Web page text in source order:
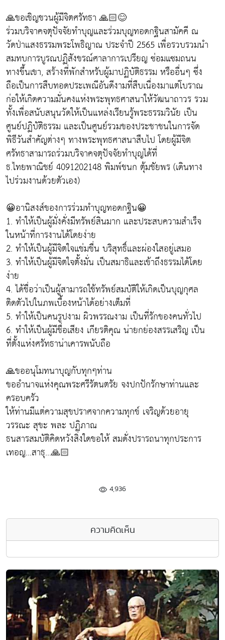
🙏ขอเชิญชวนผู้มีจิตศรัทธา 🙏🏻😊
ร่วมบริจาคจตุปัจจัยทำบุญและร่วมบุญทอดกฐินสามัคคี ณ
วัดป่าแสงธรรมพระโพธิญาณ ประจำปี 2565 เพื่อรวบรวมนำ
สมทบการบูรณปฏิสังขรณ์ศาลาการเปรียญ ซ่อมแซมถนน
ทางขึ้นเขา, สร้างที่พักสำหรับผู้มาปฏิบัติธรรม หรืออื่นๆ ซึ่ง
ถือเป็นการสืบทอดประเพณีอันดีงามที่สืบเนื่องมาแต่โบราณ
ก่อให้เกิดความมั่นคงแห่งพระพุทธศาสนาให้วัฒนาถาวร รวม
ทั้งเพื่อสนับสนุนวัดให้เป็นแหล่งเรียนรู้พระธรรมวินัย เป็น
ศูนย์ปฏิบัติธรรม และเป็นศูนย์รวมของประชาชนในการจัด
พิธีวันสำคัญต่างๆ ทางพระพุทธศาสนาสืบไป โดยผู้มีจิต
ศรัทธาสามารถร่วมบริจาคจตุปัจจัยทำบุญได้ที่
ธ.ไทยพาณิชย์ 4091202148 พิมพ์ชนก ตุ้มชัยพร (เดินทาง
ไปร่วมงานด้วยตัวเอง)
😀อานิสงส์ของการร่วมทำบุญทอดกฐิน😀
1. ทำให้เป็นผู้มั่งคั่งมีทรัพย์สินมาก และประสบความสำเร็จ
ในหน้าที่การงานได้โดยง่าย
2. ทำให้เป็นผู้มีจิตใจแช่มชื่น บริสุทธิ์และผ่องใสอยู่เสมอ
3. ทำให้เป็นผู้มีจิตใจตั้งมั่น เป็นสมาธิและเข้าถึงธรรมได้โดย
ง่าย
4. ได้ชื่อว่าเป็นผู้สามารถใช้ทรัพย์สมบัติให้เกิดเป็นบุญกุศล
ติดตัวไปในภพเบื้องหน้าได้อย่างเต็มที่
5. ทำให้เป็นคนรูปงาม ผิวพรรณงาม เป็นที่รักของคนทั่วไป
6. ทำให้เป็นผู้มีชื่อเสียง เกียรติคุณ น่ายกย่องสรรเสริญ เป็น
ที่ตั้งแห่งศรัทธาน่าเคารพนับถือ
🙏ขออนุโมทนาบุญกับทุกๆท่าน
ขออำนาจแห่งคุณพระศรีรัตนตรัย จงปกปักรักษาท่านและ
ครอบครัว
ให้ท่านมีแต่ความสุขปราศจากความทุกข์ เจริญด้วยอายุ
วรรณะ สุขะ พละ ปฏิภาณ
ธนสารสมบัติคิดหวังสิ่งใดขอให้ สมดั่งปรารถนาทุกประการ
เทอญ...สาธุ...🙏🏻
4,936
ความคิดเห็น